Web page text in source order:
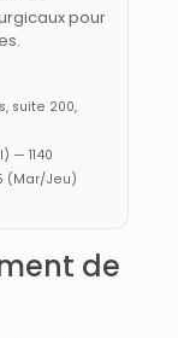
pour
suite 200,
— 1140
(Mar/Jeu)
de